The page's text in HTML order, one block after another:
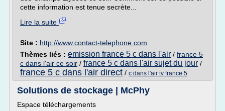
cette information est tenue secrète...
Lire la suite
Site : http://www.contact-telephone.com
Thèmes liés : emission france 5 c dans l'air / france 5
c dans l'air ce soir / france 5 c dans l'air sujet du jour /
france 5 c dans l'air direct / c dans l'air tv france 5
Solutions de stockage | McPhy
Espace téléchargements